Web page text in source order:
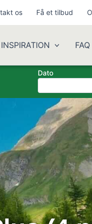
os Få et tilbud
INSPIRATION FAQ
Dato